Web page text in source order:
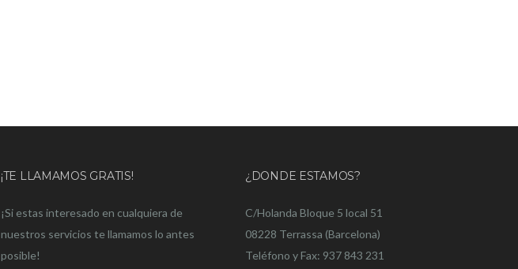
¡TE LLAMAMOS GRATIS!
¡Si estas interesado en cualquiera de
nuestros servicios te llamamos lo antes
posible!
¿DONDE ESTAMOS?
C/Holanda Bloque 5 local 51
08228 Terrassa (Barcelona)
Teléfono y Fax: 937 843 231